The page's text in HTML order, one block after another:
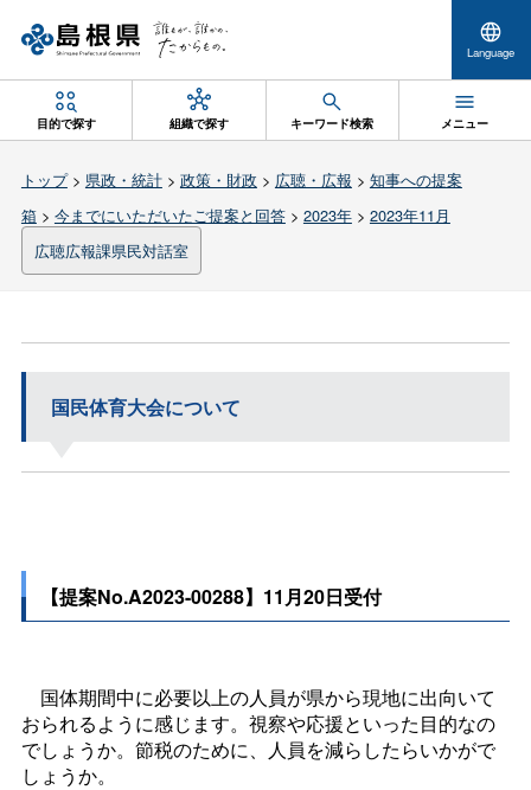
Language
目的で探す 組織で探す キーワード検索 メニュー
トップ> 県政・統計> 政策・財政 > 広聴・広報 > 知事への提案
箱> 今までにいただいたご提案と回答> 2023年> 2023年11月
広聴広報課県民対話室
国民体育大会について
【提案No.A2023-00288】11月20日受付
国体期間中に必要以上の人員が県から現地に出向いて
おられるように感じます。視察や応援といった目的なの
でしょうか。節税のために、人員を減らしたらいかがで
しょうか。